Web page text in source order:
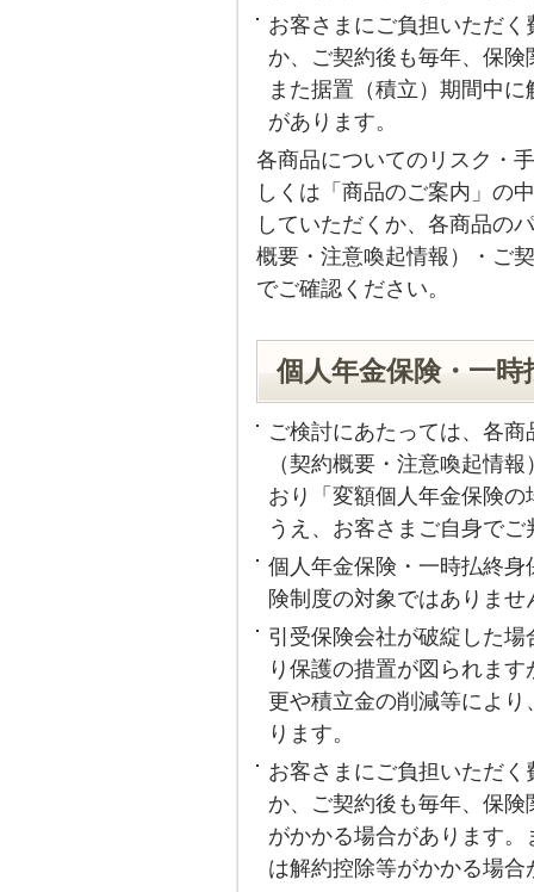
お客さまにご負担いただ
か、ご契約後も毎年、保
また据置（積立）期間中
があります。
各商品についてのリスク・
しくは「商品のご案内」の
していただくか、各商品の
概要・注意喚起情報）・ご
でご確認ください。
個人年金保険・一
ご検討にあたっては、各
（契約概要・注意喚起情
おり「変額個人年金保険
うえ、お客さまご自身で
個人年金保険・一時払終
険制度の対象ではありませ
引受保険会社が破綻した
り保護の措置が図られま
更や積立金の削減等によ
ります。
お客さまにご負担いただ
か、ご契約後も毎年、保
がかかる場合があります
は解約控除等がかかる場合